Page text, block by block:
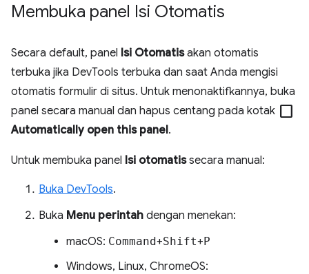
Membuka panel Isi Otomatis
Secara default, panel Isi Otomatisakan otomatis
terbuka jika DevTools terbuka dan saat Anda mengisi
otomatis formulir di situs. Untuk menonaktifkannya, buka
panel secara manual dan hapus centang pada kotak check_box_outline_blank
Automatically open this panel.
Untuk membuka panel Isi otomatissecara manual:
Buka DevTools.
Buka Menu perintah dengan menekan:
macOS: Command+Shift+P
Windows, Linux, ChromeOS: